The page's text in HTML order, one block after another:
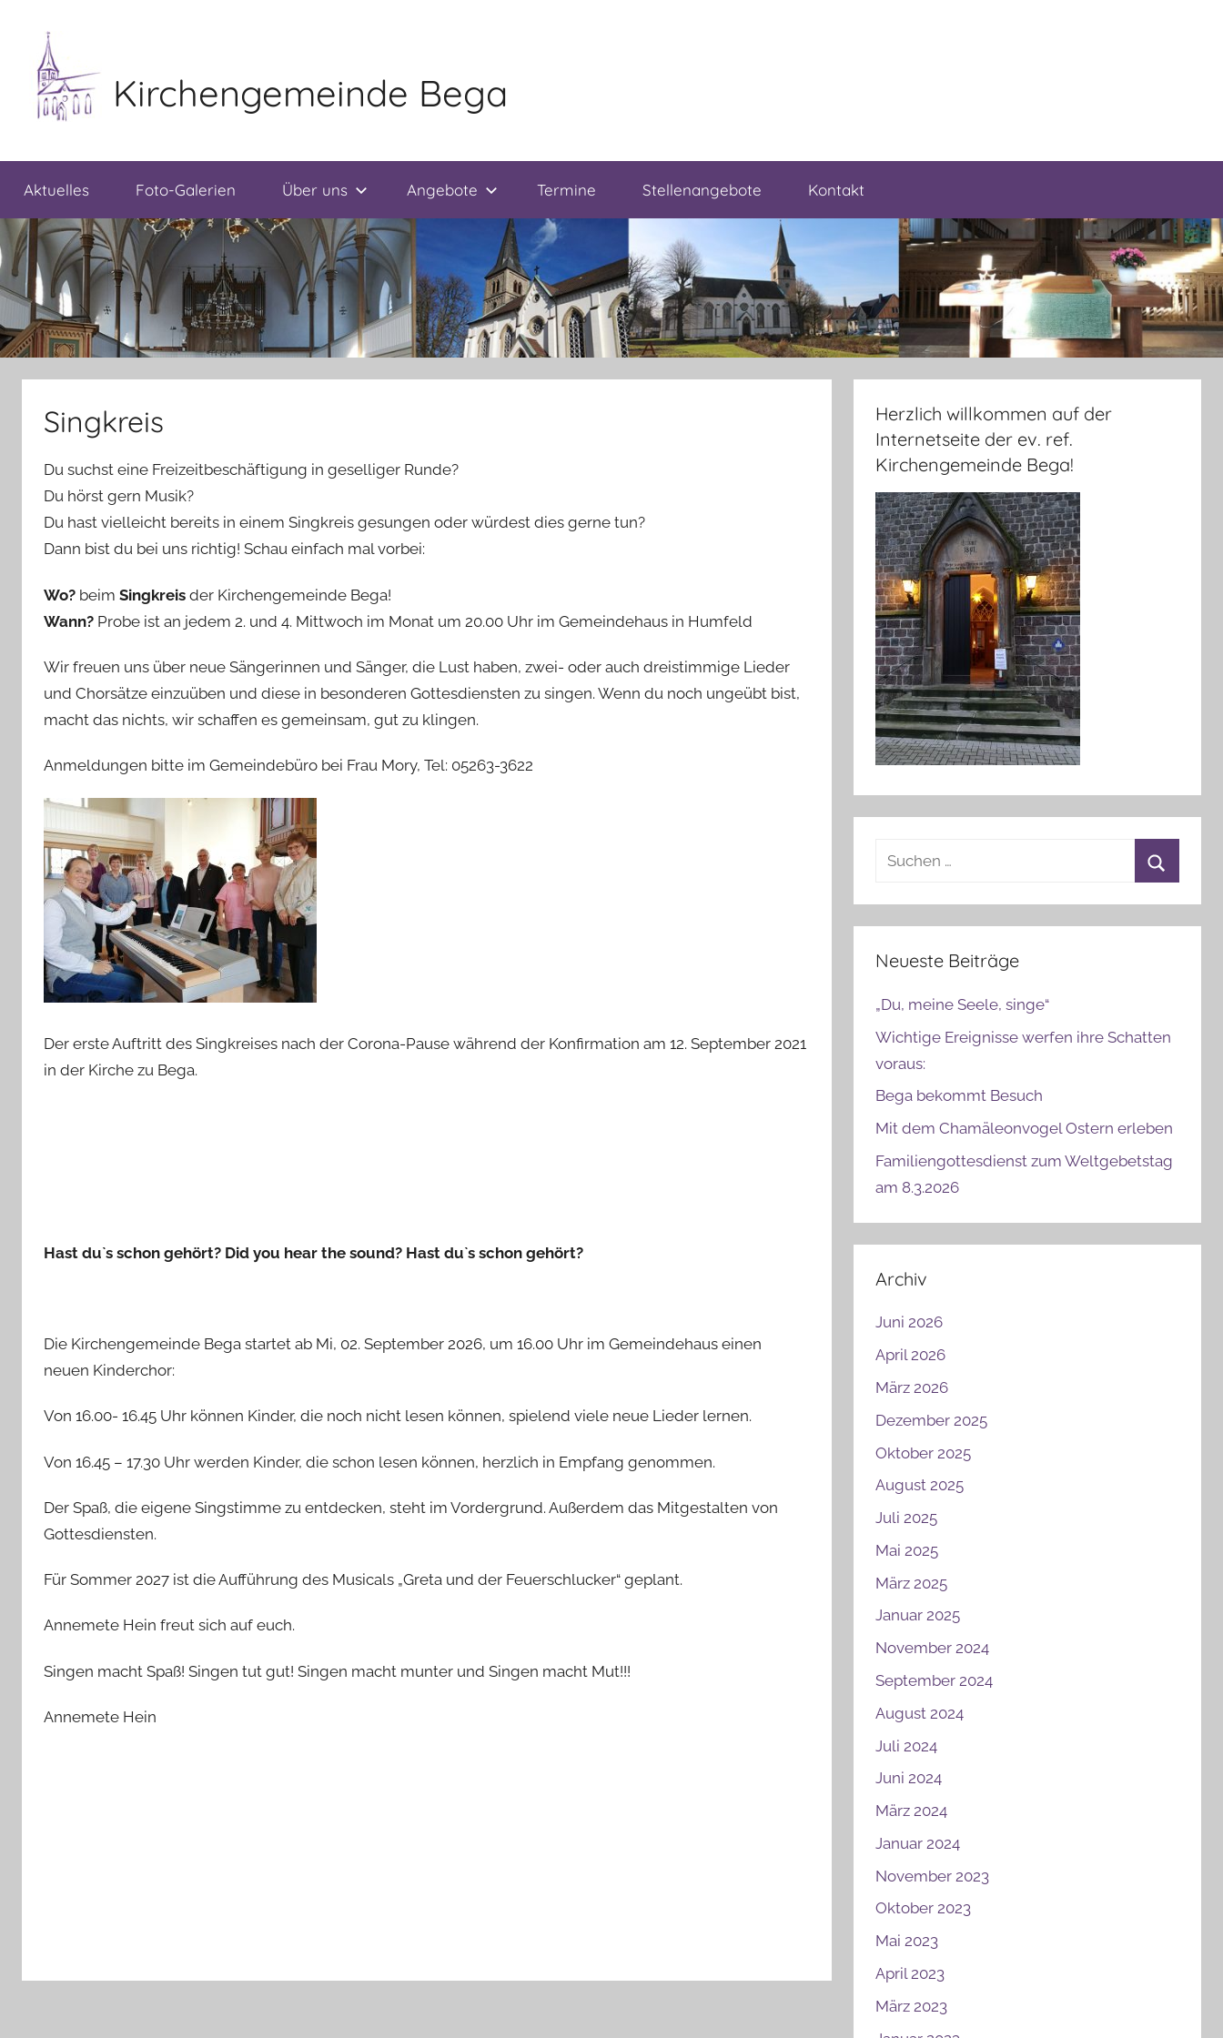
springen
Kirchengemeinde Bega
Aktuelles Foto-Galerien Über uns Angebote Termine Stellenangebote Kontakt
Singkreis
Du suchst eine Freizeitbeschäftigung in geselliger Runde?
Du hörst gern Musik?
Du hast vielleicht bereits in einem Singkreis gesungen oder würdest dies gerne tun?
Dann bist du bei uns richtig! Schau einfach mal vorbei:
Wo? beim Singkreis der Kirchengemeinde Bega!
Wann? Probe ist an jedem 2. und 4. Mittwoch im Monat um 20.00 Uhr im Gemeindehaus in Humfeld
Wir freuen uns über neue Sängerinnen und Sänger, die Lust haben, zwei- oder auch dreistimmige Lieder
und Chorsätze einzuüben und diese in besonderen Gottesdiensten zu singen. Wenn du noch ungeübt bist,
macht das nichts, wir schaffen es gemeinsam, gut zu klingen.
Anmeldungen bitte im Gemeindebüro bei Frau Mory, Tel: 05263-3622
Der erste Auftritt des Singkreises nach der Corona-Pause während der Konfirmation am 12. September 2021
in der Kirche zu Bega.
Hast du`s schon gehört? Did you hear the sound? Hast du`s schon gehört?
Die Kirchengemeinde Bega startet ab Mi, 02. September 2026, um 16.00 Uhr im Gemeindehaus einen
neuen Kinderchor:
Von 16.00- 16.45 Uhr können Kinder, die noch nicht lesen können, spielend viele neue Lieder lernen.
Von 16.45 – 17.30 Uhr werden Kinder, die schon lesen können, herzlich in Empfang genommen.
Der Spaß, die eigene Singstimme zu entdecken, steht im Vordergrund. Außerdem das Mitgestalten von
Gottesdiensten.
Für Sommer 2027 ist die Aufführung des Musicals „Greta und der Feuerschlucker“ geplant.
Annemete Hein freut sich auf euch.
Singen macht Spaß! Singen tut gut! Singen macht munter und Singen macht Mut!!!
Annemete Hein
Herzlich willkommen auf der
Internetseite der ev. ref.
Kirchengemeinde Bega!
Suchen
Neueste Beiträge
„Du, meine Seele, singe“
Wichtige Ereignisse werfen ihre Schatten
voraus:
Bega bekommt Besuch
Mit dem Chamäleonvogel Ostern erleben
Familiengottesdienst zum Weltgebetstag
am 8.3.2026
Archiv
Juni 2026
April 2026
März 2026
Dezember 2025
Oktober 2025
August 2025
Juli 2025
Mai 2025
März 2025
Januar 2025
November 2024
September 2024
August 2024
Juli 2024
Juni 2024
März 2024
Januar 2024
November 2023
Oktober 2023
Mai 2023
April 2023
März 2023